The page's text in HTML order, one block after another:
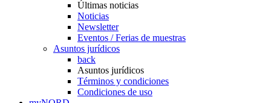
Últimas noticias
Noticias
Newsletter
Eventos / Ferias de muestras
Asuntos jurídicos
back
Asuntos jurídicos
Términos y condiciones
Condiciones de uso